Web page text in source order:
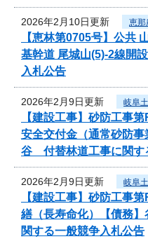
2026年2月10日更新 恵那
【恵林第0705号】公共
基幹道 尾城山(5)-2線開
入札公告
2026年2月9日更新 岐阜
【建設工事】砂防工事
安全交付金（通常砂防
谷 付替林道工事に関す
2026年2月9日更新 岐阜
【建設工事】砂防工
繕（長寿命化）【債務
関する一般競争入札公告